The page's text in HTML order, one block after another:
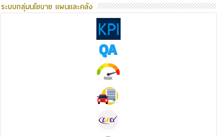
ระบบกลุ่มนโยบาย แผนและคลัง